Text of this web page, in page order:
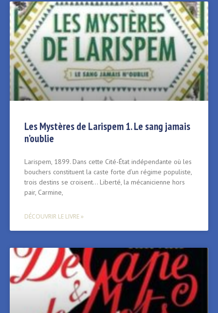
Les Mystères de Larispem 1. Le sang jamais
n’oublie
Larispem, 1899. Dans cette Cité-État indépendante où les
bouchers constituent la caste forte d’un régime populiste,
trois destins se croisent… Liberté, la mécanicienne hors
pair, Carmine,
DÉCOUVRIR LE LIVRE »